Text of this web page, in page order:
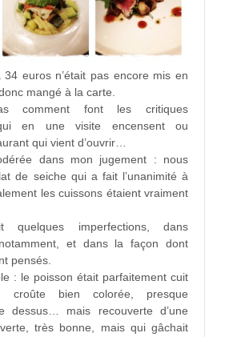
euros n’était pas encore mis en
mangé à la carte.
comment font les critiques
en une visite encensent ou
qui vient d’ouvrir…
dans mon jugement : nous
de seiche qui a fait l’unanimité à
les cuissons étaient vraiment
imperfections, dans
notamment, et dans la façon dont
pensés.
: le poisson était parfaitement cuit
croûte bien colorée, presque
dessus… mais recouverte d’une
très bonne, mais qui gâchait